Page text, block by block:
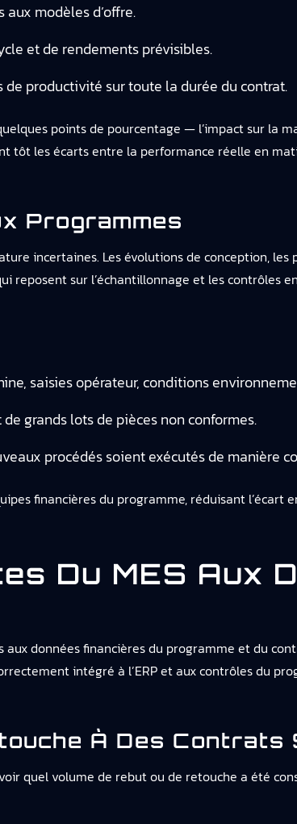
modèles d’offre.
et de rendements prévisibles.
de productivité sur toute la durée du contrat.
points de pourcentage — l’impact sur la
tôt les écarts entre la performance réelle en
Programmes
incertaines. Les évolutions de conception,
reposent sur l’échantillonnage et les contrôles
saisies opérateur, conditions
grands lots de pièces non conformes.
procédés soient exécutés de manière
financières du programme, réduisant l’écart
Du MES Aux
données financières du programme et du
intégré à l’ERP et aux contrôles du
À Des Contrats
quel volume de rebut ou de retouche a été